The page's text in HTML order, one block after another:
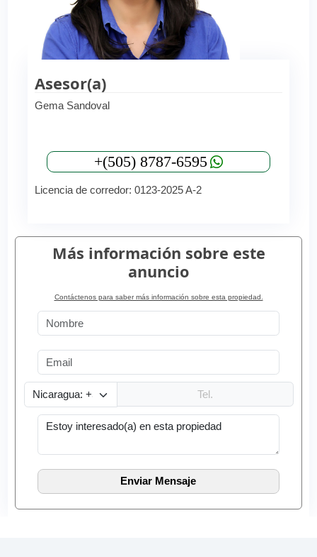
Asesor(a)
Gema Sandoval
+(505) 8787-6595
Licencia de corredor: 0123-2025 A-2
Más información sobre este
anuncio
Contáctenos para saber más información sobre esta propiedad.